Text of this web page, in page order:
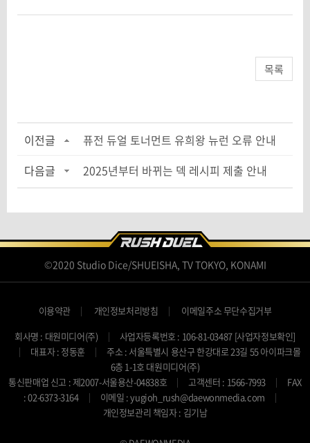
목록
이전글
퓨전 듀얼 토너먼트 유희왕 뉴런 오류 안내
다음글
2025년부터 바뀌는 덱 레시피 제출 안내
©2020 Studio Dice/SHUEISHA, TV TOKYO, KONAMI
이용약관 개인정보처리방침
이메일주소 무단수집거부
회사명 : 대원미디어(주)
사업자등록번호 : 106-81-03487 [사업자정보확인]
대표자 : 정동훈
주소 : 서울특별시 용산구 한강대로 23길 55 아이파크몰
6층 1-1호 대원미디어(주)
통신판매업 신고 : 제2007-서울용산-04838호
고객센터 : 1566-7993
FAX
: 02-6373-3164
이메일 : yugioh_rush@daewonmedia.com
개인정보관리 책임자 : 김기남